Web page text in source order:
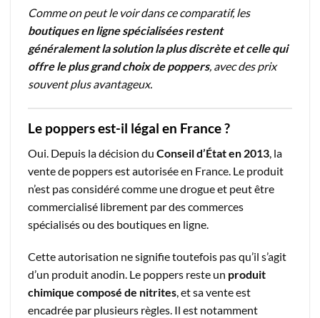
Comme on peut le voir dans ce comparatif, les
boutiques en ligne spécialisées restent
généralement la solution la plus discrète et celle qui
offre le plus grand choix de poppers, avec des prix
souvent plus avantageux.
Le poppers est-il légal en France ?
Oui. Depuis la décision du Conseil d’État en 2013 , la
vente de poppers est autorisée en France. Le produit
n’est pas considéré comme une drogue et peut être
commercialisé librement par des commerces
spécialisés ou des boutiques en ligne.
Cette autorisation ne signifie toutefois pas qu’il s’agit
d’un produit anodin. Le poppers reste un produit
chimique composé de nitrites, et sa vente est
encadrée par plusieurs règles. Il est notamment